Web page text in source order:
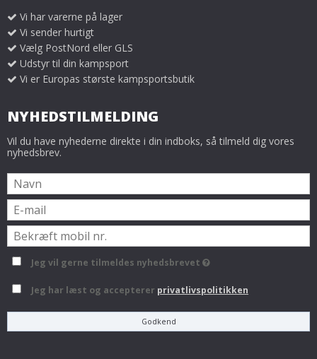
Vi har varerne på lager
Vi sender hurtigt
Vælg PostNord eller GLS
Udstyr til din kampsport
Vi er Europas største kampsportsbutik
NYHEDSTILMELDING
Vil du have nyhederne direkte i din indboks, så tilmeld dig vores
nyhedsbrev.
Jeg vil gerne tilmeldes nyhedsbrevet
Jeg har læst og accepterer privatlivspolitikken
Godkend